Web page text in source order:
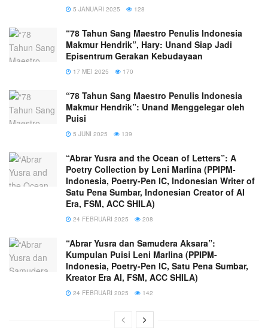
5 JANUARI 2025 128
“78 Tahun Sang Maestro Penulis Indonesia
Makmur Hendrik”, Hary: Unand Siap Jadi
Episentrum Gerakan Kebudayaan
17 MEI 2025 170
“78 Tahun Sang Maestro Penulis Indonesia
Makmur Hendrik”: Unand Menggelegar oleh
Puisi
5 JUNI 2025 139
“Abrar Yusra and the Ocean of Letters”: A
Poetry Collection by Leni Marlina (PPIPM-
Indonesia, Poetry-Pen IC, Indonesian Writer of
Satu Pena Sumbar, Indonesian Creator of AI
Era, FSM, ACC SHILA)
24 FEBRUARI 2025 208
“Abrar Yusra dan Samudera Aksara”:
Kumpulan Puisi Leni Marlina (PPIPM-
Indonesia, Poetry-Pen IC, Satu Pena Sumbar,
Kreator Era AI, FSM, ACC SHILA)
24 FEBRUARI 2025 142